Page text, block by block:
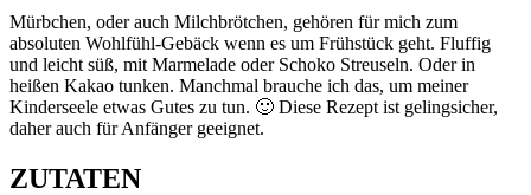
Mürbchen, oder auch Milchbrötchen, gehören für mich zum
absoluten Wohlfühl-Gebäck wenn es um Frühstück geht. Fluffig
und leicht süß, mit Marmelade oder Schoko Streuseln. Oder in
heißen Kakao tunken. Manchmal brauche ich das, um meiner
Kinderseele etwas Gutes zu tun. 🙂 Diese Rezept ist gelingsicher,
daher auch für Anfänger geeignet.
ZUTATEN